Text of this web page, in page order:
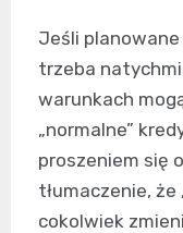
Jeśli
trzeba
warunkach
„normalne”
proszeniem się
tłumaczenie, że
cokolwiek